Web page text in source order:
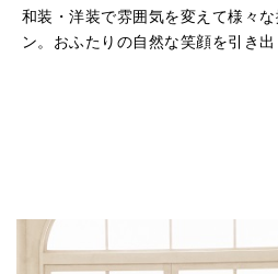
和装・洋装で雰囲気を変えて様々
ン。おふたりの自然な笑顔を引き出